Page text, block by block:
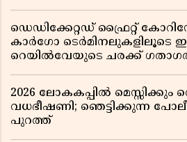
ഡെഡിക്കേറ്റഡ് ഫ്രൈറ്റ്
കാർഗോ ടെർമിനലുകളിലൂടെ
റെയിൽവേയുടെ ചരക്ക്
2026 ലോകകപ്പിൽ
വധഭീഷണി; ഞെട്ടിക്കുന്ന
പുറത്ത്